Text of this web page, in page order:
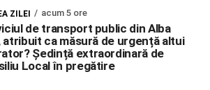
ZILEI acum 5 ore
de transport public din Alba
atribuit ca măsură de urgență altui
Ședință extraordinară de
Local în pregătire